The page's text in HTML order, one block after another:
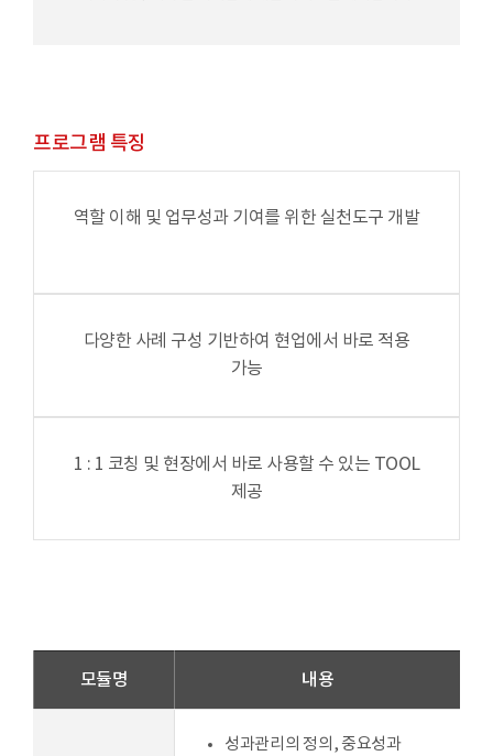
프로그램 특징
역할 이해 및 업무성과 기여를 위한 실천도구 개발
다양한 사례 구성 기반하여 현업에서 바로 적용
가능
1 : 1 코칭 및 현장에서 바로 사용할 수 있는 TOOL
제공
모듈명 내용
성과관리의 정의, 중요성과